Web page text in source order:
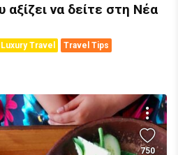
αξίζει να δείτε στη Νέα
Luxury Travel
Travel Tips
750